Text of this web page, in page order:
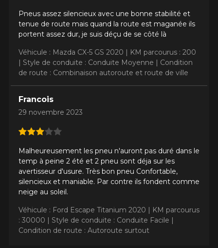
Pneus assez silencieux avec une bonne stabilité et
tenue de route mais quand la route est maganée ils
portent assez dur, je suis déçu de se côté là
Véhicule : Mazda CX-5 GS 2020 | KM parcourus : 200
| Style de conduite : Conduite Moyenne | Condition
de route : Combinaison autoroute et route de ville
Francois
29 novembre 2023
Malheureusement les pneu n'auront pas duré dans le
temp à peine 2 été et 2 pneu sont déja sur les
avertisseur d'usure. Très bon pneu Confortable,
silencieux et maniable. Par contre ils fondent comme
neige au soleil.
Véhicule : Ford Escape Titanium 2020 |
KM parcourus
: 30000 | Style de conduite : Conduite Facile |
Condition de route : Autoroute surtout